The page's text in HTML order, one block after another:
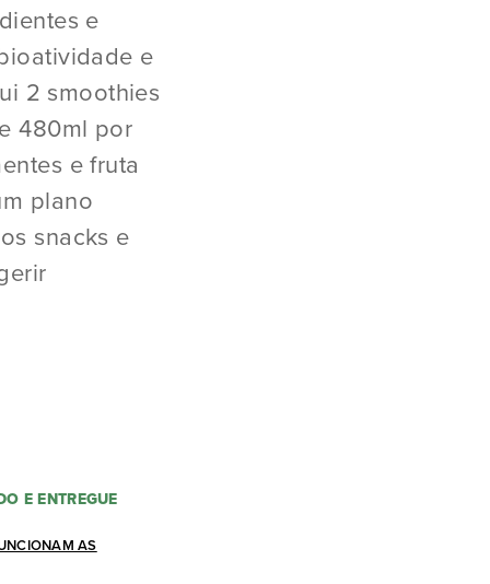
e
e
2 smoothies
480ml por
e fruta
plano
snacks e
E ENTREGUE
AS